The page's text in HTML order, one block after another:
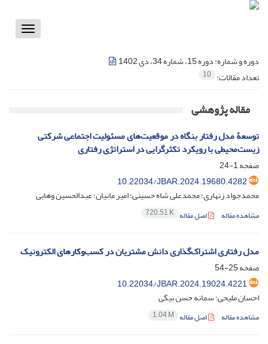
Toggle
دوره و شماره:دوره 15، شماره 34، دی 1402
تعداد مقالات: 10
مقاله پژوهشی
توسعۀ مدل رفتار بنگاه در موقعیت‌های مسئولیت اجتماعی شرکتی
زیست‌‌محیطی با رویکرد تکثرگرایی در استراتژی رفتاری
صفحه1-24
10.22034/JBAR.2024.19680.4282
محمدجواد زنهاری؛ محمدعلی شاه حسینی؛ امیر مانیان؛ عبدالحسین وهابی
مشاهده مقاله اصل مقاله 720.51 K
مدل رفتاری ‌اشتراک‌گذاری دانش مشتریان در کسب‌وکارهای الکترونیک
صفحه25-54
10.22034/JBAR.2024.19024.4221
احسان ملیحی؛ سمانه حسن بیگی
مشاهده مقاله اصل مقاله 1.04 M